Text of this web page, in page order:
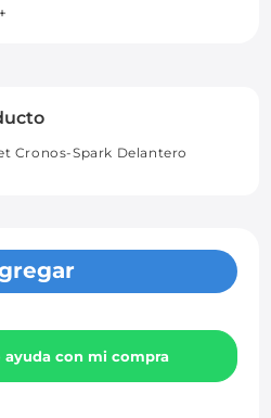
Cronos-Spark Delantero
ayuda con mi compra